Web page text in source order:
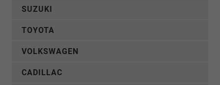
SUZUKI
TOYOTA
VOLKSWAGEN
CADILLAC